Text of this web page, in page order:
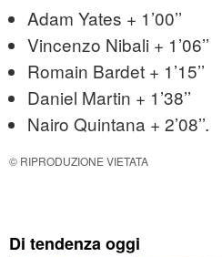
Adam Yates + 1’00’’
Vincenzo Nibali + 1’06’’
Romain Bardet + 1’15’’
Daniel Martin + 1’38’’
Nairo Quintana + 2’08’’.
© RIPRODUZIONE VIETATA
Di tendenza oggi